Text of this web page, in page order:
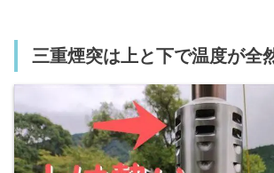
三重煙突は上と下で温度が全